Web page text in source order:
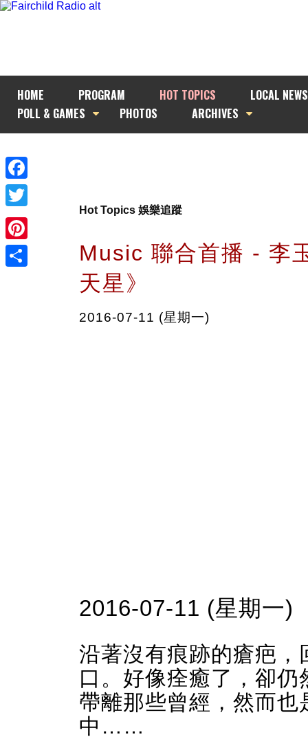
HOME PROGRAM HOT TOPICS
LOCAL NEWS
POLL & GAMES
PHOTOS ARCHIVES
Facebook
Twitter
Pinterest
Hot Topics 娛樂追蹤
Music 聯合首播 - 李
天星》
2016-07-11 (星期一)
2016-07-11 (星期一)
沿著沒有痕跡的瘡疤
口。好像痊癒了，卻
帶離那些曾經，然而
中……